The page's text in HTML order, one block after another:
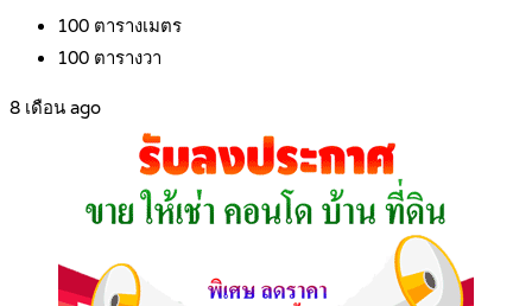
100 ตารางเมตร
100 ตารางวา
8 เดือน ago